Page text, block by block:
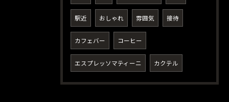
駅近 おしゃれ 雰囲気 接待
カフェバー コーヒー
エスプレッソマティーニ カクテル